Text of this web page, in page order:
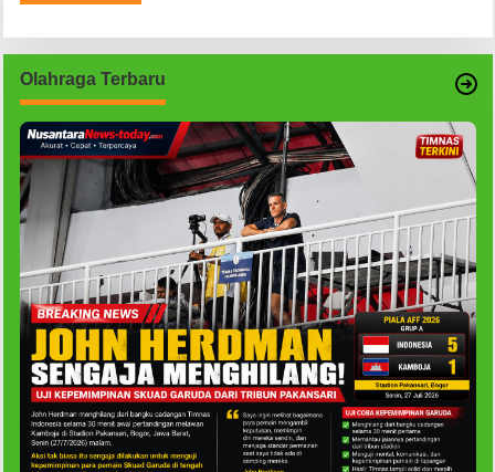
Olahraga Terbaru